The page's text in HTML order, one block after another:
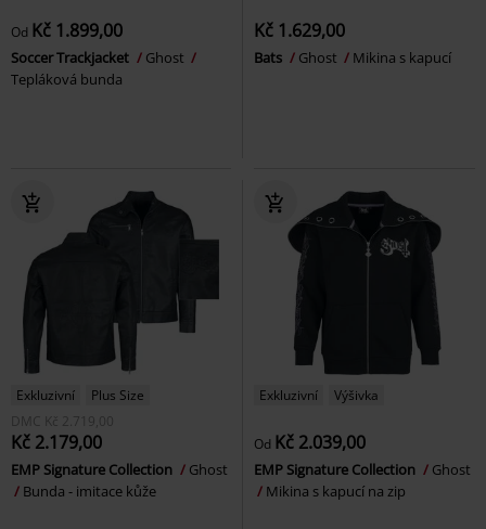
Od Kč 1.899,00
Soccer Trackjacket
Ghost
Tepláková bunda
Kč 1.629,00
Bats Ghost Mikina s kapucí
Exkluzivní
Plus Size
DMC
Kč 2.719,00
Kč 2.179,00
EMP Signature Collection
Ghost
Bunda - imitace kůže
Exkluzivní Výšivka
Od Kč 2.039,00
EMP Signature Collection
Ghost
Mikina s kapucí na zip